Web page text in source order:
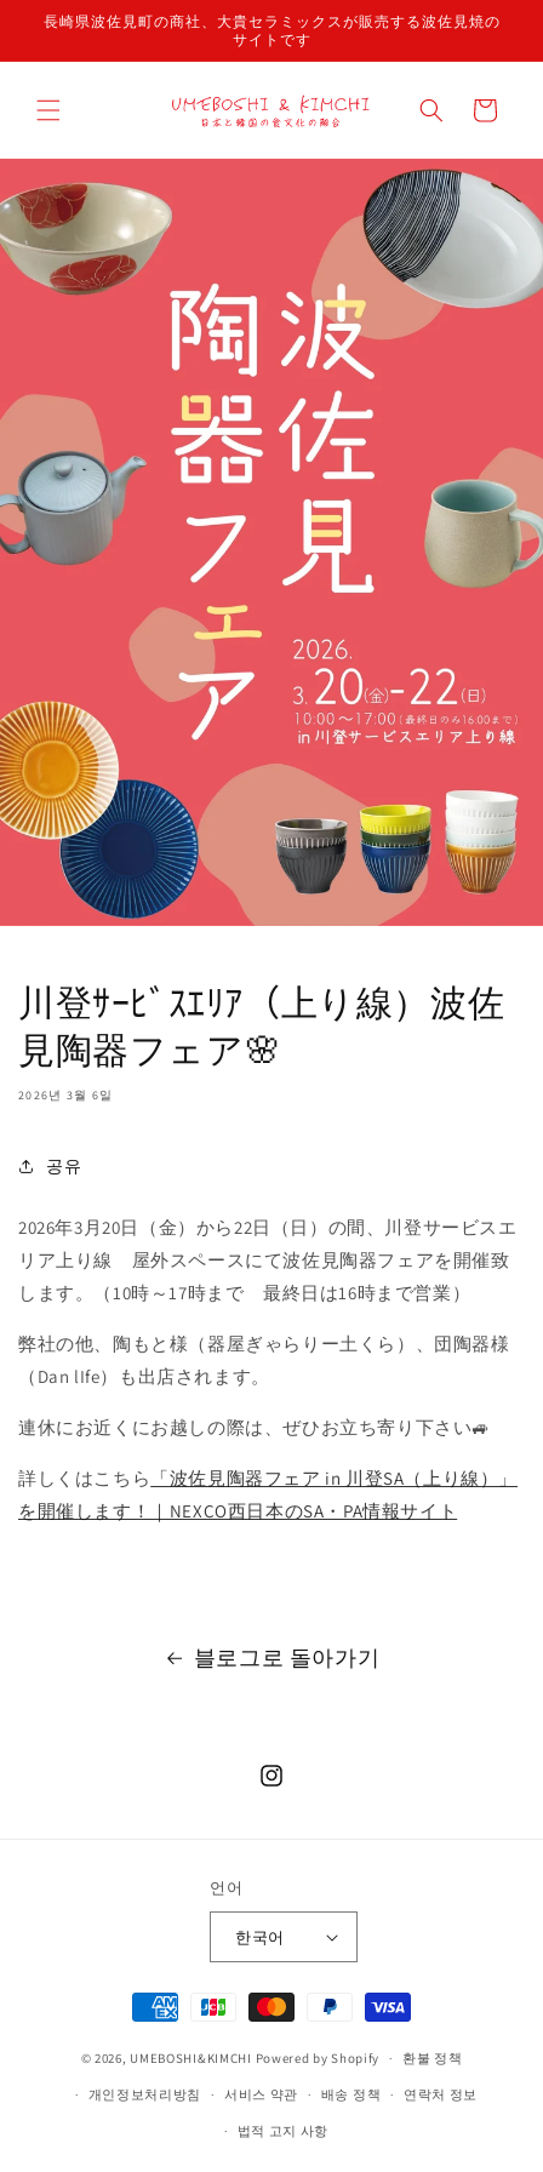
로 건너
長崎県波佐見町の商社、大貴セラミックスが販売する波佐見焼の
サイトです
트
川登ｻｰﾋﾞｽｴﾘｱ（上り線）波佐
見陶器フェア🌸
2026년 3월 6일
공유
2026年3月20日（金）から22日（日）の間、川登サービスエ
リア上り線 屋外スペースにて波佐見陶器フェアを開催致
します。（10時～17時まで 最終日は16時まで営業）
弊社の他、陶もと様（器屋ぎゃらりー土くら）、団陶器様
（Dan lIfe）も出店されます。
連休にお近くにお越しの際は、ぜひお立ち寄り下さい🚙
詳しくはこちら 「波佐見陶器フェア in 川登SA（上り線）」
を開催します！｜NEXCO西日本のSA・PA情報サイト
블로그로 돌아가기
Instagram
언어
한국어
결
제
방
법
© 2026, UMEBOSHI&KIMCHI Powered by Shopify 환불 정책
개인정보처리방침 서비스 약관 배송 정책 연락처 정보
법적 고지 사항